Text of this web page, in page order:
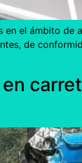
el ámbito de
de